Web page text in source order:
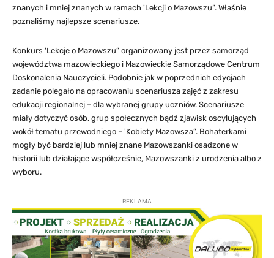
znanych i mniej znanych w ramach 'Lekcji o Mazowszu”. Właśnie
poznaliśmy najlepsze scenariusze.
Konkurs 'Lekcje o Mazowszu” organizowany jest przez samorząd
województwa mazowieckiego i Mazowieckie Samorządowe Centrum
Doskonalenia Nauczycieli. Podobnie jak w poprzednich edycjach
zadanie polegało na opracowaniu scenariusza zajęć z zakresu
edukacji regionalnej – dla wybranej grupy uczniów. Scenariusze
miały dotyczyć osób, grup społecznych bądź zjawisk oscylujących
wokół tematu przewodniego – 'Kobiety Mazowsza”. Bohaterkami
mogły być bardziej lub mniej znane Mazowszanki osadzone w
historii lub działające współcześnie, Mazowszanki z urodzenia albo z
wyboru.
REKLAMA